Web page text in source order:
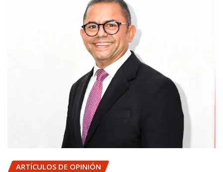
ARTÍCULOS DE OPINIÓN